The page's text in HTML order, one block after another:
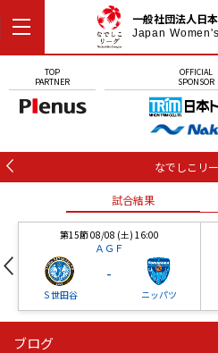
一般社団法人日
Japan
TOP
PARTNER
OFFICIAL
SPONSOR
なでしこリ
試合結果
第15節 08/08 (土) 16:00
ＡＧＦ
Ｓ世田谷
-
ニッパツ
ブログ